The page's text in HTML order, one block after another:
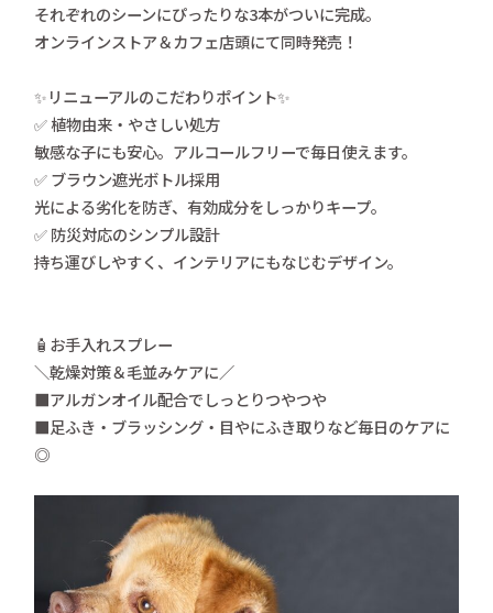
それぞれのシーンにぴったりな3本がついに完成。
オンラインストア＆カフェ店頭にて同時発売！
✨リニューアルのこだわりポイント✨
✅ 植物由来・やさしい処方
敏感な子にも安心。アルコールフリーで毎日使えます。
✅ ブラウン遮光ボトル採用
光による劣化を防ぎ、有効成分をしっかりキープ。
✅ 防災対応のシンプル設計
持ち運びしやすく、インテリアにもなじむデザイン。
🧴お手入れスプレー
＼乾燥対策＆毛並みケアに／
■アルガンオイル配合でしっとりつやつや
■足ふき・ブラッシング・目やにふき取りなど毎日のケアに
◎